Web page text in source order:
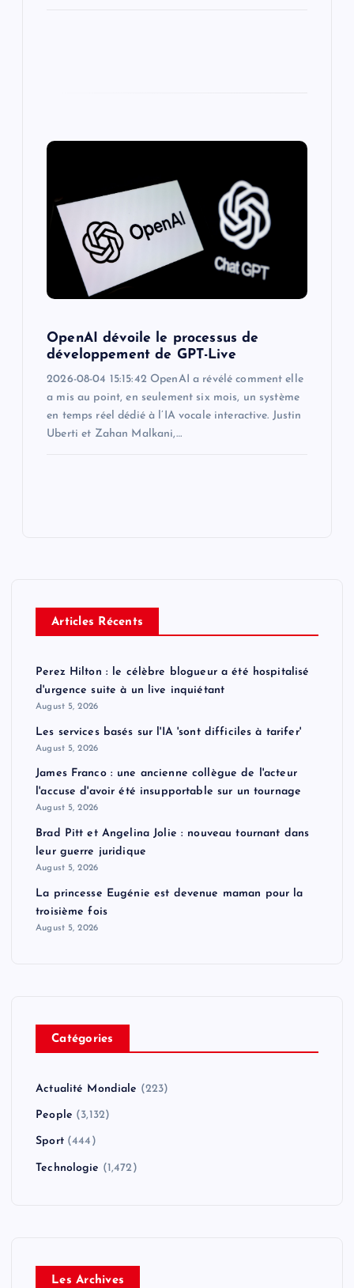
OpenAI dévoile le processus de
développement de GPT-Live
2026-08-04 15:15:42 OpenAI a révélé comment elle
a mis au point, en seulement six mois, un système
en temps réel dédié à l’IA vocale interactive. Justin
Uberti et Zahan Malkani,…
Articles Récents
Perez Hilton : le célèbre blogueur a été hospitalisé
d'urgence suite à un live inquiétant
August 5, 2026
Les services basés sur l'IA 'sont difficiles à tarifer'
August 5, 2026
James Franco : une ancienne collègue de l'acteur
l'accuse d'avoir été insupportable sur un tournage
August 5, 2026
Brad Pitt et Angelina Jolie : nouveau tournant dans
leur guerre juridique
August 5, 2026
La princesse Eugénie est devenue maman pour la
troisième fois
August 5, 2026
Catégories
Actualité Mondiale (223)
People (3,132)
Sport(444)
Technologie (1,472)
Les Archives